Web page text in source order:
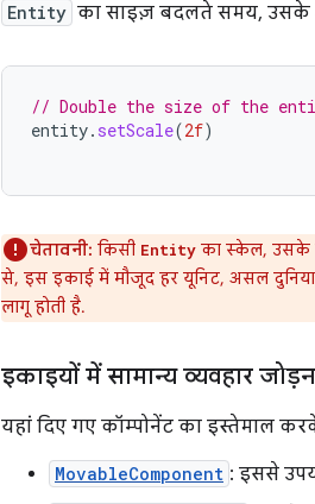
Entity का साइज़ बदलते समय, उसके
// Double the size of the
entity. setScale(2f)
चेतावनी: किसी Entity का स्केल, उसके
से, इस इकाई में मौजूद हर यूनिट, असल दुनिया
लागू होती है.
इकाइयों में सामान्य व्यवहार
यहां दिए गए कॉम्पोनेंट का इस्तेमाल
MovableComponent : इससे